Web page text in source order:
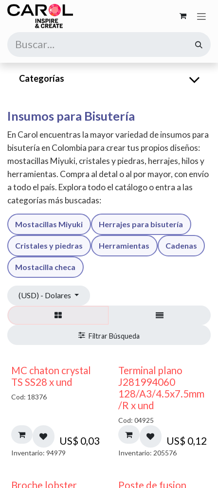
Ir al contenido
Categorías
Insumos para Bisutería
En Carol encuentras la mayor variedad de insumos para
bisutería en Colombia para crear tus propios diseños:
mostacillas Miyuki, cristales y piedras, herrajes, hilos y
herramientas. Compra al detal o al por mayor, con envío
a todo el país. Explora todo el catálogo o entra a las
categorías más buscadas:
Mostacillas Miyuki Herrajes para bisutería
Cristales y piedras Herramientas Cadenas
Mostacilla checa
(USD) - Dolares
MC chaton crystal
TS SS28 x und
Cod: 18376
US$ 0,03
Inventario: 94979
Terminal plano
J281994060
128/A3/4.5x7.5mm
/R x und
Cod: 04925
US$ 0,12
Inventario: 205576
Broche lobster
Poste de fusion